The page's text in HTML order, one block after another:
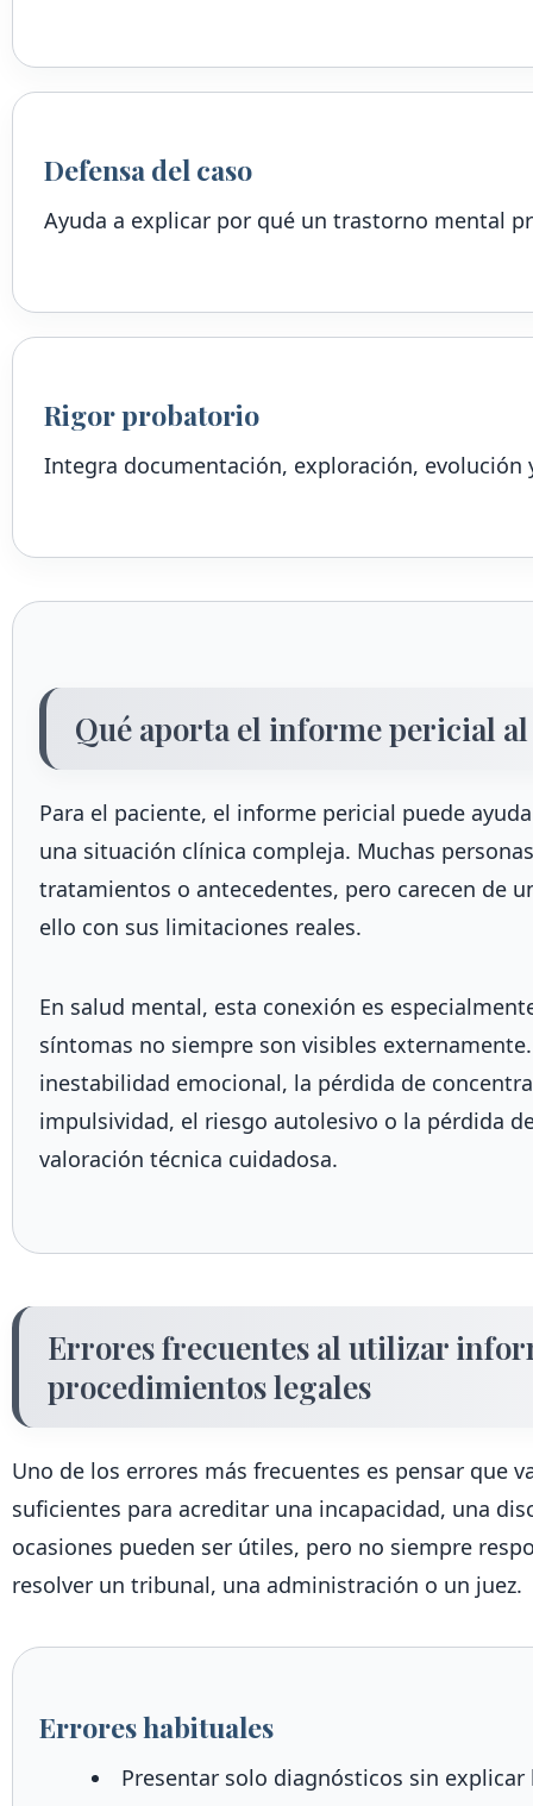
Defensa del caso
Ayuda a explicar por qué un trastorno mental
Rigor probatorio
Integra documentación, exploración, evolución
Qué aporta el informe pericial
Para el paciente, el informe pericial puede
una situación clínica compleja. Muchas
tratamientos o antecedentes, pero carecen de
ello con sus limitaciones reales.
En salud mental, esta conexión es
síntomas no siempre son visibles
inestabilidad emocional, la pérdida de
impulsividad, el riesgo autolesivo o la pérdida
valoración técnica cuidadosa.
Errores frecuentes al utilizar
procedimientos legales
Uno de los errores más frecuentes es pensar que
suficientes para acreditar una incapacidad, una
ocasiones pueden ser útiles, pero no siempre
resolver un tribunal, una administración o un juez.
Errores habituales
Presentar solo diagnósticos sin